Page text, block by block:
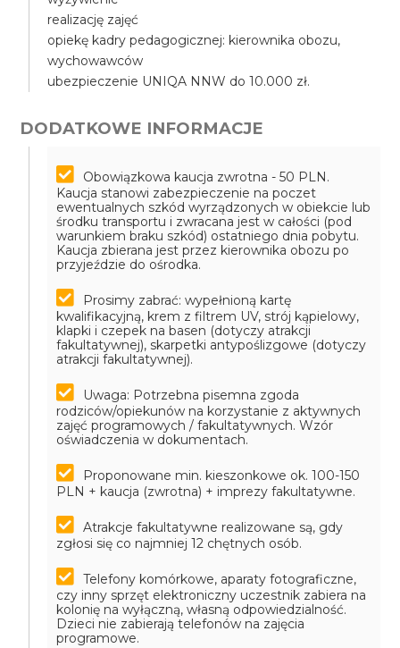
realizację zajęć
opiekę kadry pedagogicznej: kierownika obozu,
wychowawców
ubezpieczenie UNIQA NNW do 10.000 zł.
DODATKOWE INFORMACJE
Obowiązkowa kaucja zwrotna - 50 PLN.
Kaucja stanowi zabezpieczenie na poczet
ewentualnych szkód wyrządzonych w obiekcie lub
środku transportu i zwracana jest w całości (pod
warunkiem braku szkód) ostatniego dnia pobytu.
Kaucja zbierana jest przez kierownika obozu po
przyjeździe do ośrodka.
Prosimy zabrać: wypełnioną kartę
kwalifikacyjną, krem z filtrem UV, strój kąpielowy,
klapki i czepek na basen (dotyczy atrakcji
fakultatywnej), skarpetki antypoślizgowe (dotyczy
atrakcji fakultatywnej).
Uwaga: Potrzebna pisemna zgoda
rodziców/opiekunów na korzystanie z aktywnych
zajęć programowych / fakultatywnych. Wzór
oświadczenia w dokumentach.
Proponowane min. kieszonkowe ok. 100-150
PLN + kaucja (zwrotna) + imprezy fakultatywne.
Atrakcje fakultatywne realizowane są, gdy
zgłosi się co najmniej 12 chętnych osób.
Telefony komórkowe, aparaty fotograficzne,
czy inny sprzęt elektroniczny uczestnik zabiera na
kolonię na wyłączną, własną odpowiedzialność.
Dzieci nie zabierają telefonów na zajęcia
programowe.